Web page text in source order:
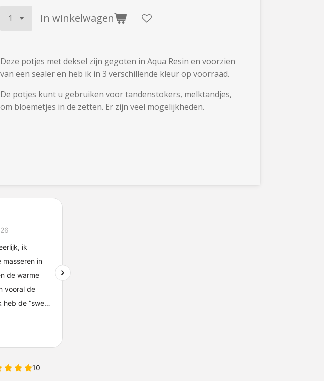
In winkelwagen
Deze potjes met deksel zijn gegoten in Aqua Resin en voorzien
van een sealer en heb ik in 3 verschillende kleur op voorraad.
De potjes kunt u gebruiken voor tandenstokers, melktandjes,
om bloemetjes in de zetten. Er zijn veel mogelijkheden.